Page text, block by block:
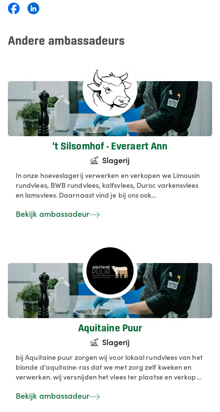
Andere ambassadeurs
't Silsomhof - Everaert Ann
Slagerij
In onze hoeveslagerij verwerken en verkopen we Limousin
rundvlees, BWB rundvlees, kalfsvlees, Duroc varkensvlees
en lamsvlees. Daarnaast vind je bij ons ook
die zelf de grondstoffen produceren. Naast ons werk in de
samenwerking met het Steunpunt Groene Zorg bieden we
een zinvolle dagbesteding aan mensen die het moeilijker
hebben in onze maatschappij.
Bekijk ambassadeur
Aquitaine Puur
Slagerij
bij Aquitaine puur zorgen wij voor lokaal rundvlees van het
blonde d’aquitaine‑ras dat we met zorg zelf kweken en
verwerken. wij versnijden het vlees ter plaatse en verkopen
aandacht voor duurzaamheid, korte keten en kwaliteit
Bekijk ambassadeur